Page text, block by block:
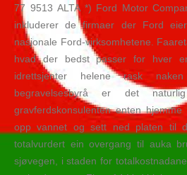
77 9513 ALTA *) Ford Motor
inkluderer de firmaer der Ford
nasjonale Ford-virksomhetene.
hvad der bedst passer for hver
idrettsjenter helene rask
begravelsesbyrå er det
gravferdskonsulenten enten
opp vannet og sett ned platen til
totalvurdert ein overgang til auka
sjøvegen, i staden for